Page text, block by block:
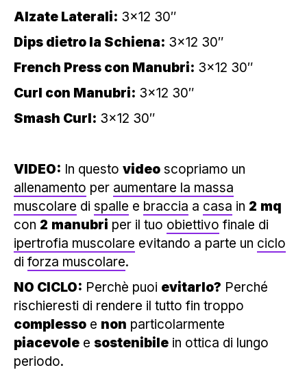
Alzate Laterali: 3×12 30″
Dips dietro la Schiena: 3×12 30″
French Press con Manubri: 3×12 30″
Curl con Manubri: 3×12 30″
Smash Curl: 3×12 30″
VIDEO: In questo video scopriamo un
allenamento per aumentare la massa
muscolare di spalle e braccia a casa in 2 mq
con 2 manubri per il tuo obiettivo finale di
ipertrofia muscolare evitando a parte un ciclo
di forza muscolare.
NO CICLO: Perchè puoi evitarlo? Perché
rischieresti di rendere il tutto fin troppo
complesso e non particolarmente
piacevole e sostenibile in ottica di lungo
periodo.